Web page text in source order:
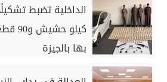
بها بالجيزة